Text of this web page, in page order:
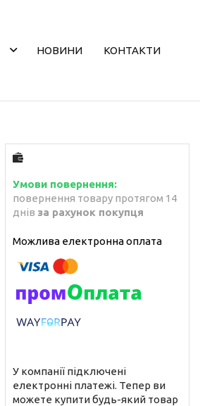
НОВИНИ КОНТАКТИ
повернення товару протягом 14
днів за рахунок покупця
У компанії підключені
електронні платежі. Тепер ви
можете купити будь-який товар